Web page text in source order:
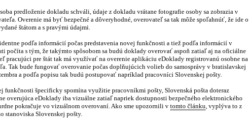
predloženie dokladu schváli, údaje z dokladu vrátane fotografie osoby sa zobrazia v
Overenie má byť bezpečné a dôveryhodné, overovateľ sa tak môže spoľahnúť, že ide o
štátom a s pravými údajmi.
podľa informácií počas predstavenia novej funkčnosti a tiež podľa informácií v
počíta s tým, že takýmto spôsobom sa budú doklady overovať aspoň zatiaľ aj na oficiálne
pracujúci pre štát tak má využívať na overenie aplikáciu eDoklady registrovanú osobne na
Tak bude fungovať overovanie počas doplňujúcich volieb do samosprávy v bratislavskej
a podľa popisu tak budú postupovať napríklad pracovníci Slovenskej pošty.
funkčnosti špecificky spomína využitie pracovníkmi pošty, Slovenská pošta doteraz
overujúca eDoklady iba vizuálne zatiaľ napriek dostupnosti bezpečného elektronického
pokračuje vo vizuálnom overovaní. Ako sme upozornili v tomto článku, vyplýva to z
stanoviska Slovenskej pošty.